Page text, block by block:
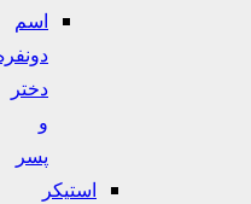
اسم
دختر
و
پسر
استیکر